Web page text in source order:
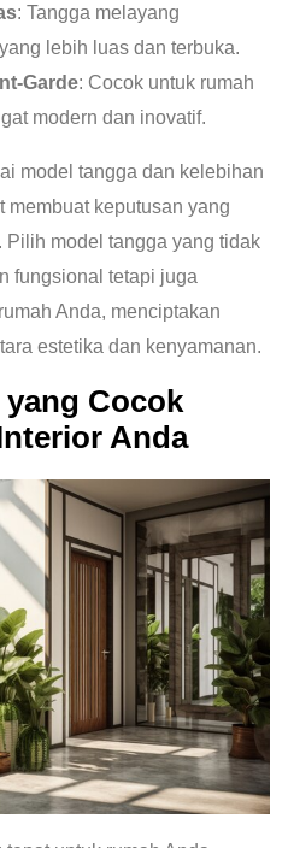
: Tangga melayang
lebih luas dan terbuka.
Garde: Cocok untuk rumah
modern dan inovatif.
model tangga dan kelebihan
membuat keputusan yang
Pilih model tangga yang tidak
fungsional tetapi juga
Anda, menciptakan
estetika dan kenyamanan.
yang Cocok
Anda